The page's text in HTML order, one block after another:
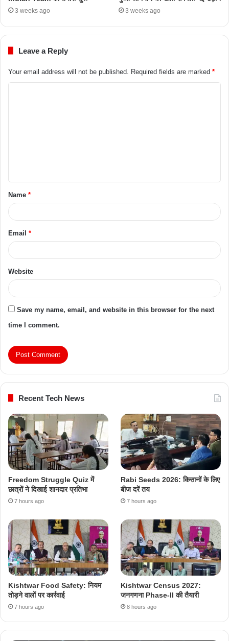
3 weeks ago 3 weeks ago
Leave a Reply
Your email address will not be published. Required fields are marked *
Name *
Email *
Website
Save my name, email, and website in this browser for the next
time I comment.
Recent Tech News
Freedom Struggle Quiz में
छात्रों ने दिखाई शानदार प्रतिभा
7 hours ago
Rabi Seeds 2026: किसानों के लिए
बीज दरें तय
7 hours ago
Kishtwar Food Safety: नियम
तोड़ने वालों पर कार्रवाई
7 hours ago
Kishtwar Census 2027:
जनगणना Phase-II की तैयारी
8 hours ago